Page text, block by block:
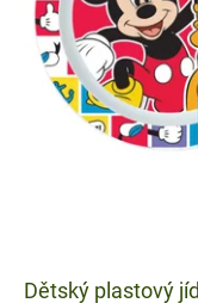
Dětský plastový